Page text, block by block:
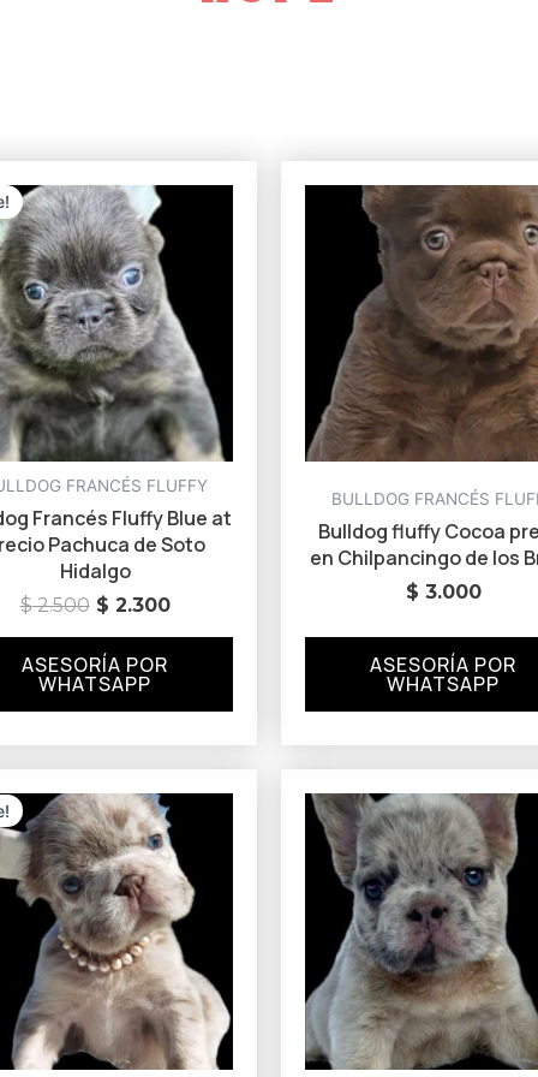
1.878 3.752
FRANCÉS FLUFFY
Francés Fluffy Blue at
Pachuca de Soto
Hidalgo
$2.500
price
was:
$ 2.500.
$ 2.300
ASESORÍA POR
WHATSAPP
BULLDOG FRANCÉS
Bulldog fluffy Cocoa
en Chilpancingo de los
$ 3.000
ASESORÍA POR
WHATSAPP
price
was:
$ 4.500.
price
is:
$ 3.800.